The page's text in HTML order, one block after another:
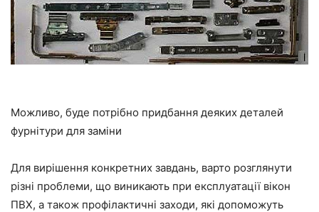
Можливо, буде потрібно придбання деяких деталей
фурнітури для заміни
Для вирішення конкретних завдань, варто розглянути
різні проблеми, що виникають при експлуатації вікон
ПВХ, а також профілактичні заходи, які допоможуть